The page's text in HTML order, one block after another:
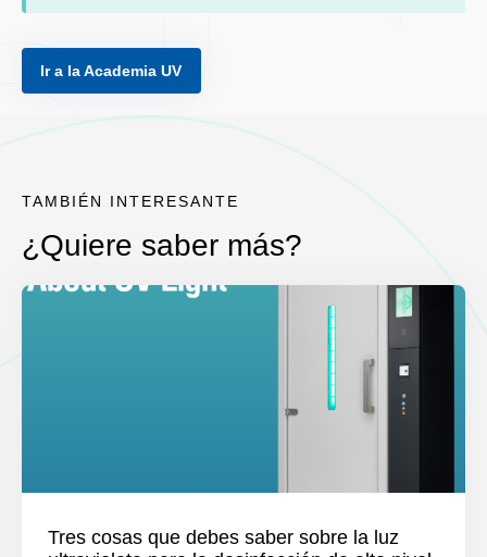
Ir a la Academia UV
TAMBIÉN INTERESANTE
¿Quiere saber más?
Tres cosas que debes saber sobre la luz